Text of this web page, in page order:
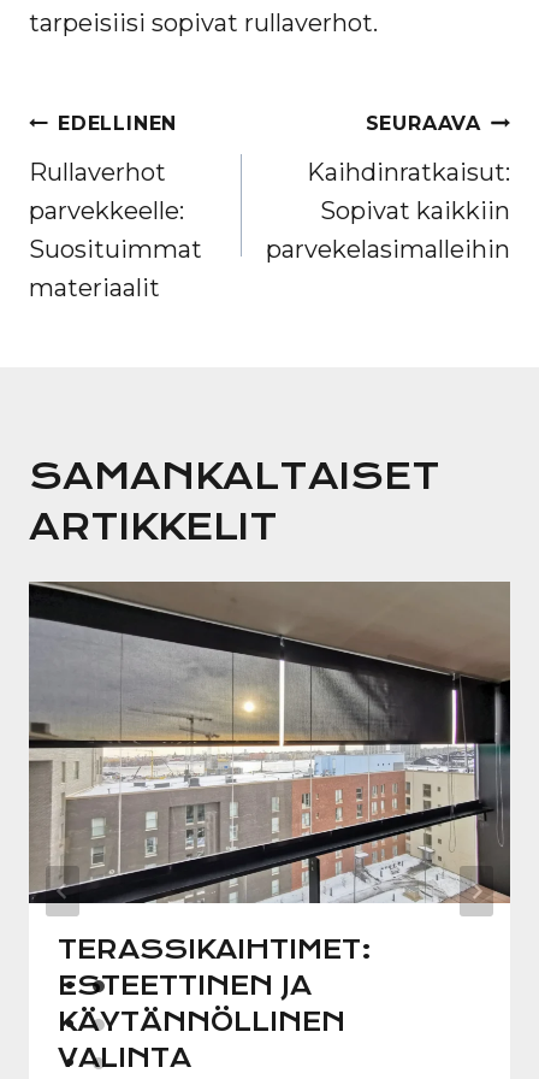
tarpeisiisi sopivat rullaverhot.
ARTIKKELIEN
SELAUS
EDELLINEN
Rullaverhot
parvekkeelle:
Suosituimmat
materiaalit
SEURAAVA
Kaihdinratkaisut:
Sopivat kaikkiin
parvekelasimalleihin
SAMANKALTAISET
ARTIKKELIT
TERASSIKAIHTIMET:
ESTEETTINEN JA
KÄYTÄNNÖLLINEN
VALINTA